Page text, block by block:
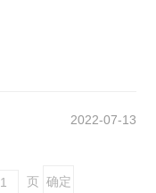
2022-07-13
页